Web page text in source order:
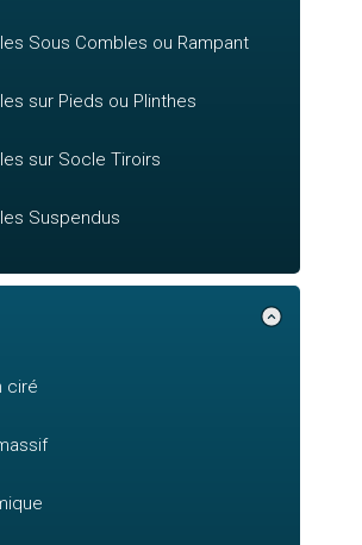
Sous Combles ou Rampant
sur Pieds ou Plinthes
sur Socle Tiroirs
Suspendus
ciré